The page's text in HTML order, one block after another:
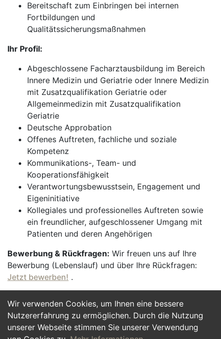
Wir verwenden Cookies, um Ihnen eine bessere
Nutzererfahrung zu ermöglichen. Durch die Nutzung
unserer Webseite stimmen Sie unserer Verwendung
Bereitschaft zum Einbringen bei internen
Fortbildungen und
Qualitätssicherungsmaßnahmen
Ihr Profil:
Abgeschlossene Facharztausbildung im Bereich
Innere Medizin und Geriatrie oder Innere Medizin
mit Zusatzqualifikation Geriatrie oder
Allgemeinmedizin mit Zusatzqualifikation
Geriatrie
Deutsche Approbation
Offenes Auftreten, fachliche und soziale
Kompetenz
Kommunikations-, Team- und
Kooperationsfähigkeit
Verantwortungsbewusstsein, Engagement und
Eigeninitiative
Kollegiales und professionelles Auftreten sowie
ein freundlicher, aufgeschlossener Umgang mit
Patienten und deren Angehörigen
Bewerbung & Rückfragen: Wir freuen uns auf Ihre
Bewerbung (Lebenslauf) und über Ihre Rückfragen:
Jetzt bewerben! .
Jetzt Bewerben